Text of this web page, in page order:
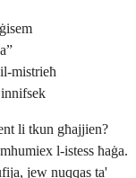
mistrieħ
li tkun għajjien?
l-istess ħaġa.
jew nuqqas ta'